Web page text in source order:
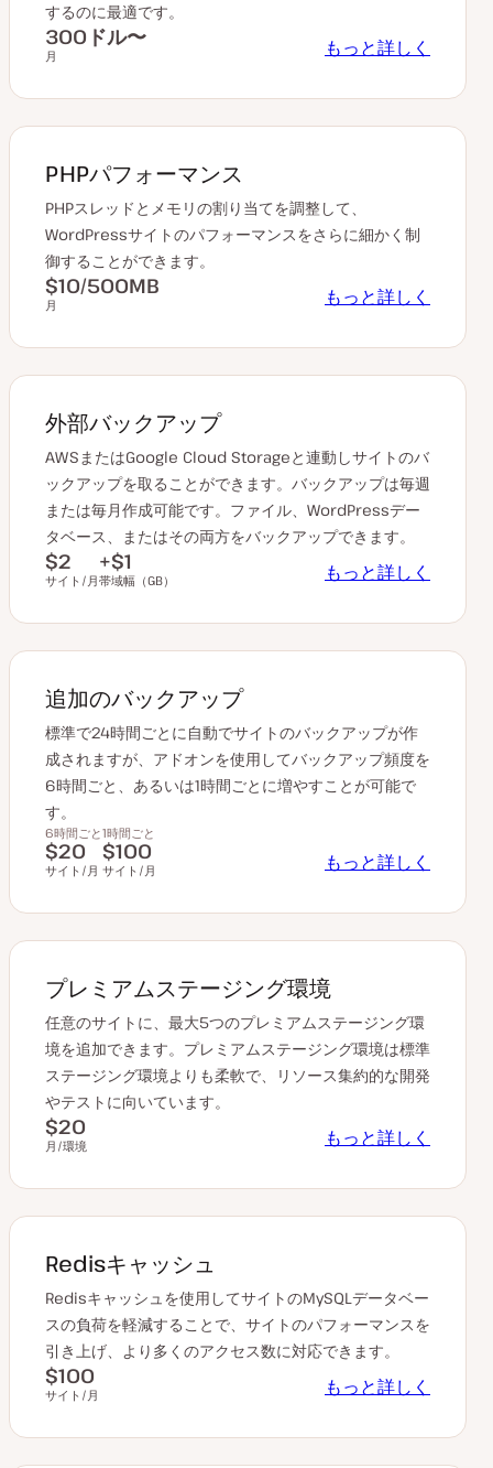
するのに最適です。
300ドル〜
月 もっと詳しく
PHPパフォーマンス
PHPスレッドとメモリの割り当てを調整して、
WordPressサイトのパフォーマンスをさらに細かく制
御することができます。
$10/500MB
月 もっと詳しく
外部バックアップ
AWSまたはGoogle Cloud Storageと連動しサイトのバ
ックアップを取ることができます。バックアップは毎週
または毎月作成可能です。ファイル、WordPressデー
タベース、またはその両方をバックアップできます。
$2
サイト/月
+$1
帯域幅（GB） もっと詳しく
追加のバックアップ
標準で24時間ごとに自動でサイトのバックアップが作
成されますが、アドオンを使用してバックアップ頻度を
6時間ごと、あるいは1時間ごとに増やすことが可能で
す。
6時間ごと
$20
サイト/月
1時間ごと
$100
サイト/月 もっと詳しく
プレミアムステージング環境
任意のサイトに、最大5つのプレミアムステージング環
境を追加できます。プレミアムステージング環境は標準
ステージング環境よりも柔軟で、リソース集約的な開発
やテストに向いています。
$20
月/環境 もっと詳しく
Redisキャッシュ
Redisキャッシュを使用してサイトのMySQLデータベー
スの負荷を軽減することで、サイトのパフォーマンスを
引き上げ、より多くのアクセス数に対応できます。
$100
サイト/月 もっと詳しく